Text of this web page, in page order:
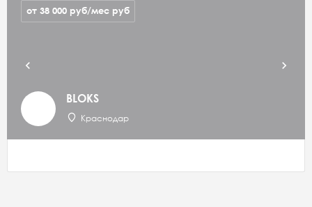
BLOKS
Краснодар
от 38 000 руб/мес руб